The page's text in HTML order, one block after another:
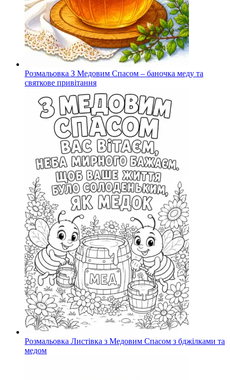
Розмальовка З Медовим Спасом – баночка меду та
святкове привітання
Розмальовка Листівка з Медовим Спасом з бджілками та
медом